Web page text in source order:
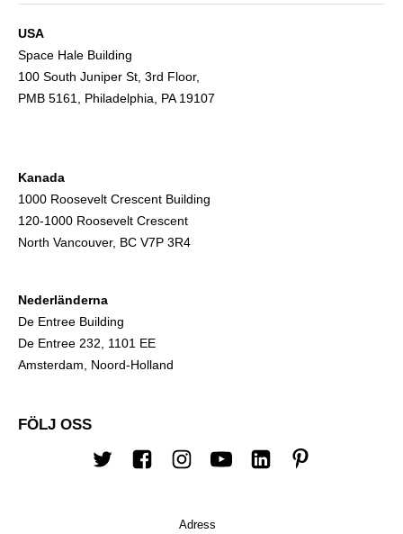
USA
Space Hale Building
100 South Juniper St, 3rd Floor,
PMB 5161, Philadelphia, PA 19107
Kanada
1000 Roosevelt Crescent Building
120-1000 Roosevelt Crescent
North Vancouver, BC V7P 3R4
Nederländerna
De Entree Building
De Entree 232, 1101 EE
Amsterdam, Noord-Holland
FÖLJ OSS
TwitterFacebookInstagram
youtubeLinkedIn
Adress